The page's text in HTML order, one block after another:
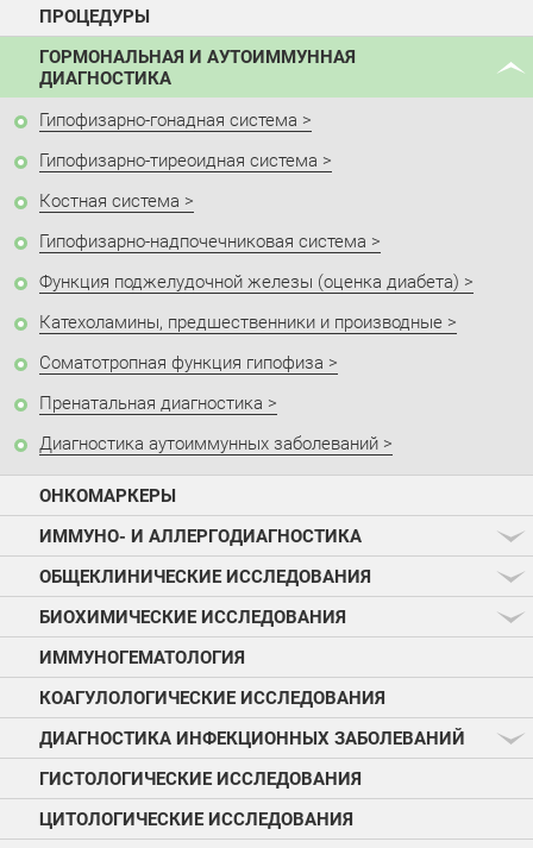
ПРОЦЕДУРЫ
ГОРМОНАЛЬНАЯ И АУТОИММУННАЯ
ДИАГНОСТИКА
Гипофизарно-гонадная система
Гипофизарно-тиреоидная система
Костная система
Гипофизарно-надпочечниковая система
Функция поджелудочной железы (оценка диабета)
Катехоламины, предшественники и производные
Соматотропная функция гипофиза
Пренатальная диагностика
Диагностика аутоиммунных заболеваний
ОНКОМАРКЕРЫ
ИММУНО- И АЛЛЕРГОДИАГНОСТИКА
ОБЩЕКЛИНИЧЕСКИЕ ИССЛЕДОВАНИЯ
БИОХИМИЧЕСКИЕ ИССЛЕДОВАНИЯ
ИММУНОГЕМАТОЛОГИЯ
КОАГУЛОЛОГИЧЕСКИЕ ИССЛЕДОВАНИЯ
ДИАГНОСТИКА ИНФЕКЦИОННЫХ ЗАБОЛЕВАНИЙ
ГИСТОЛОГИЧЕСКИЕ ИССЛЕДОВАНИЯ
ЦИТОЛОГИЧЕСКИЕ ИССЛЕДОВАНИЯ